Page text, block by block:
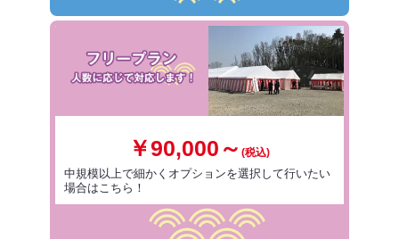
￥90,000～(税込)
中規模以上で細かくオプションを選択して行いたい
場合はこちら！